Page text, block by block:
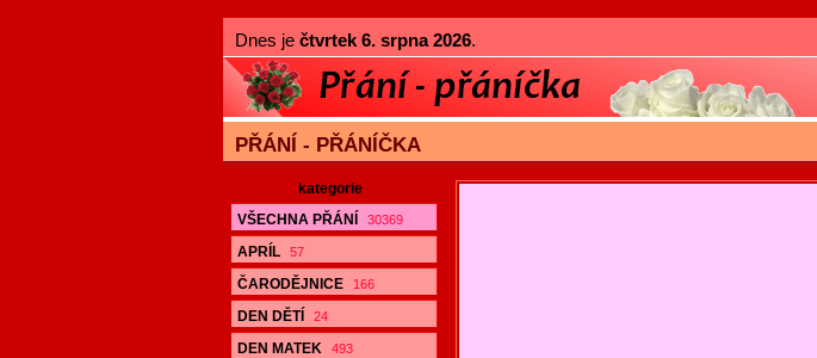
Dnes je čtvrtek 6. srpna 2026.
PŘÁNÍ - PŘÁNÍČKA
kategorie
VŠECHNA PŘÁNÍ
30369
APRÍL 57
ČARODĚJNICE 166
DEN DĚTÍ 24
DEN MATEK 493